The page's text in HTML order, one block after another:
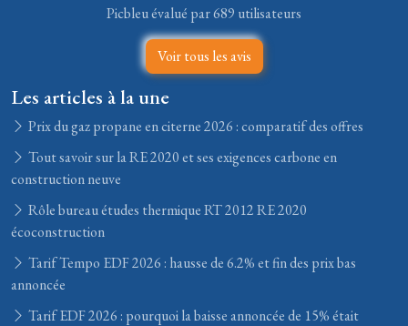
Picbleu évalué par 689 utilisateurs
Voir tous les avis
Les articles à la une
Prix du gaz propane en citerne 2026 : comparatif des offres
Tout savoir sur la RE 2020 et ses exigences carbone en
construction neuve
Rôle bureau études thermique RT 2012 RE 2020
écoconstruction
Tarif Tempo EDF 2026 : hausse de 6.2% et fin des prix bas
annoncée
Tarif EDF 2026 : pourquoi la baisse annoncée de 15% était